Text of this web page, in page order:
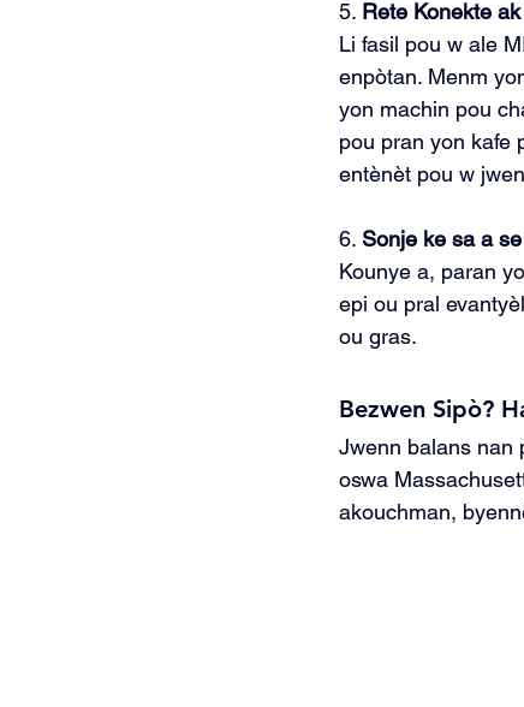
5. Rete Konekte
Li fasil pou w ale
enpòtan. Menm
yon machin pou
pou pran yon kafe
entènèt pou w
6. Sonje ke sa a
Kounye a, paran
epi ou pral
ou gras.
Bezwen Sipò?
Jwenn balans nan
oswa
akouchman,